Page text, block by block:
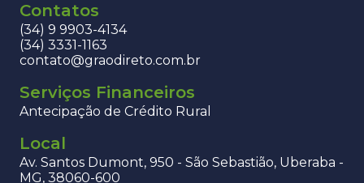
Contatos
(34) 9 9903-4134
(34) 3331-1163
contato@graodireto.com.br
Serviços Financeiros
Antecipação de Crédito Rural
Local
Av. Santos Dumont, 950 - São Sebastião, Uberaba -
MG, 38060-600